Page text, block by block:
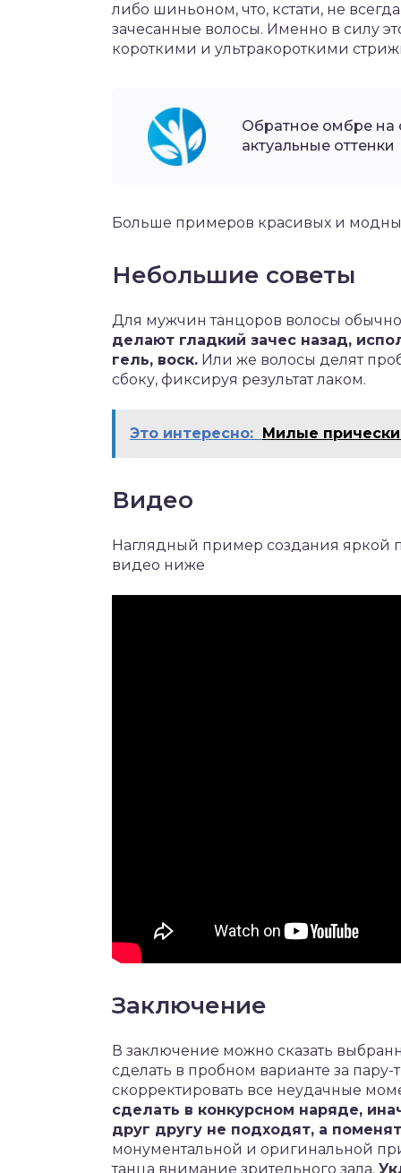
либо шиньоном, что, кстати, не
зачесанные волосы. Именно в силу
короткими и ультракороткими
Обратное омбре на
актуальные оттенки
Больше примеров красивых и
Небольшие советы
Для мужчин танцоров волосы
делают гладкий зачес назад,
гель, воск. Или же волосы делят
сбоку, фиксируя результат лаком.
Это интересно: Милые
Видео
Наглядный пример создания яркой
видео ниже
Заключение
В заключение можно сказать
сделать в пробном варианте за
скорректировать все неудачные
сделать в конкурсном наряде,
друг другу не подходят, а
монументальной и оригинальной
танца внимание зрительного зала.